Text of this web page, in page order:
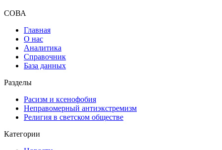
СОВА
Главная
О нас
Аналитика
Справочник
База данных
Разделы
Расизм и ксенофобия
Неправомерный антиэкстремизм
Религия в светском обществе
Категории